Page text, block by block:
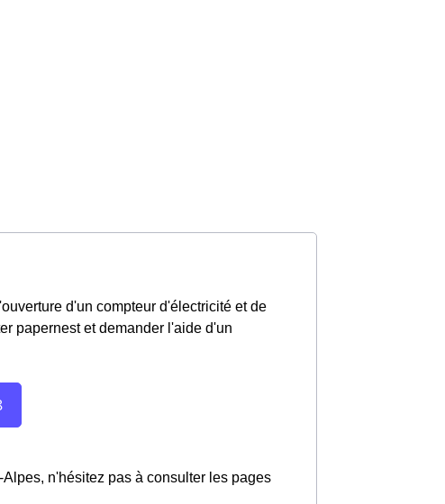
d'un compteur d'électricité et de
papernest et demander l'aide d'un
n'hésitez pas à consulter les pages